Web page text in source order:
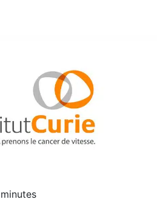
minutes